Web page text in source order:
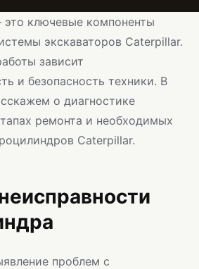
ключевые компоненты
экскаваторов Caterpillar.
зависит
и безопасность техники. В
о диагностике
ремонта и необходимых
Caterpillar.
проблем с